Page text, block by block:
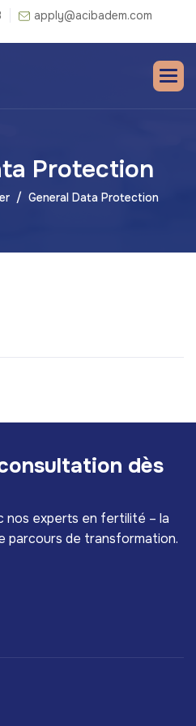
apply@acibadem.com
Protection
General Data Protection
onsultation dès
nos experts en fertilité – la
parcours de transformation.